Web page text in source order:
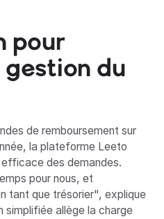
pour
du
de remboursement sur
la plateforme Leeto
des demandes.
pour nous, et
tant que trésorier", explique
simplifiée allège la charge